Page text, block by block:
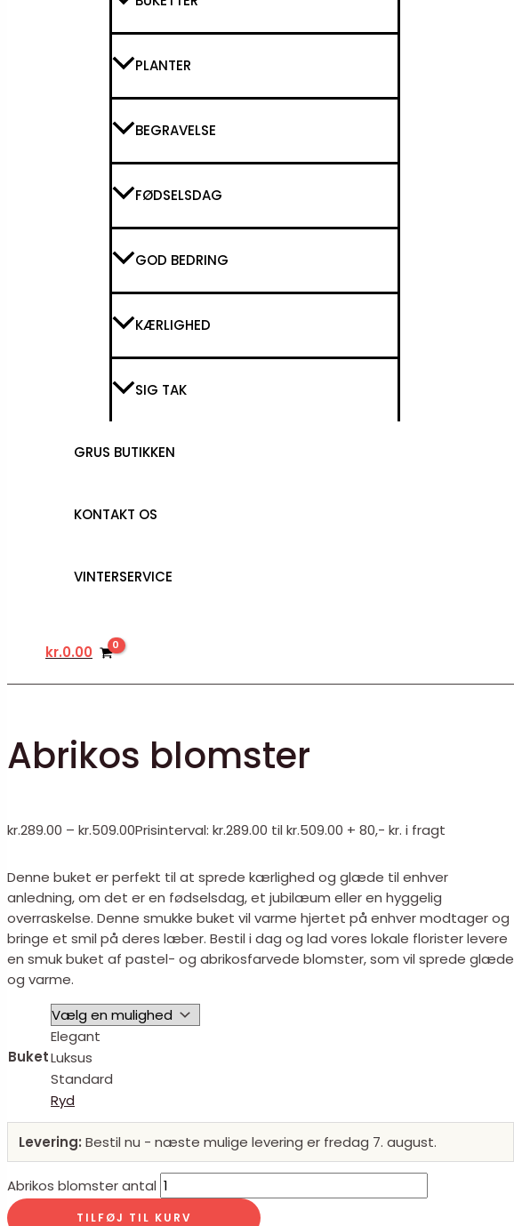
PLANTER
BEGRAVELSE
FØDSELSDAG
GOD BEDRING
KÆRLIGHED
SIG TAK
GRUS BUTIKKEN
KONTAKT OS
VINTERSERVICE
kr.0.00
Abrikos blomster
kr.289.00 – kr.509.00Prisinterval: kr.289.00 til kr.509.00 + 80,- kr. i fragt
Denne buket er perfekt til at sprede kærlighed og glæde til enhver
anledning, om det er en fødselsdag, et jubilæum eller en hyggelig
overraskelse. Denne smukke buket vil varme hjertet på enhver modtager og
bringe et smil på deres læber. Bestil i dag og lad vores lokale florister levere
en smuk buket af pastel- og abrikosfarvede blomster, som vil sprede glæde
og varme.
Buket
Elegant
Luksus
Standard
Ryd
Levering: Bestil nu - næste mulige levering er fredag 7. august.
Abrikos blomster antal
TILFØJ TIL KURV